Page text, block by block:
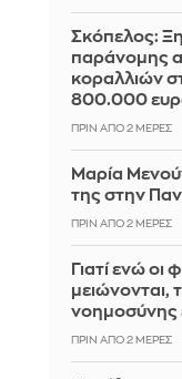
Σκόπελος:
παράνομης
κοραλλιών
800.000
ΠΡΙΝ ΑΠΌ 2 ΜΈΡΕΣ
Μαρία
της στην
ΠΡΙΝ ΑΠΌ 2 ΜΈΡΕΣ
Γιατί ενώ
μειώνονται,
νοημοσύνης
ΠΡΙΝ ΑΠΌ 2 ΜΈΡΕΣ